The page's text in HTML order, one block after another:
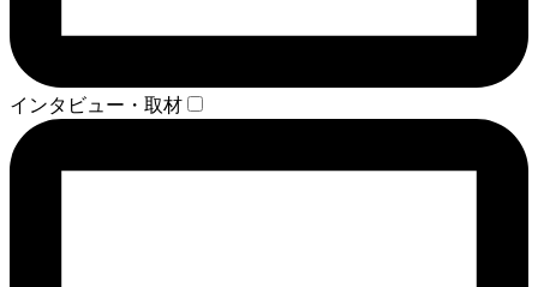
インタビュー・取材